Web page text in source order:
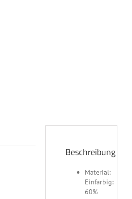
Beschreibung
Material:
Einfarbig:
60%